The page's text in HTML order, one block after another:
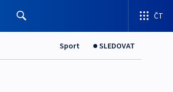
ČT
Sport SLEDOVAT